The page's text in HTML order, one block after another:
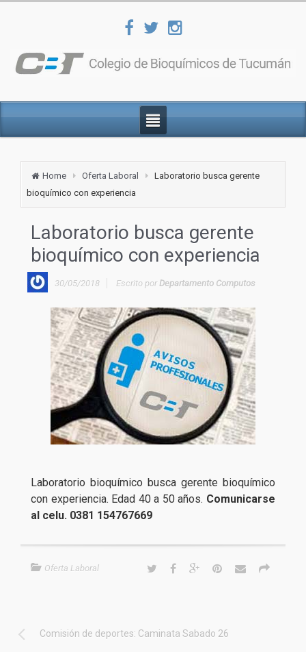
Home Oferta Laboral
Laboratorio busca gerente
bioquímico con experiencia
Laboratorio busca gerente
bioquímico con experiencia
30/05/2018 Escrito por Departamento Computos
Laboratorio bioquímico busca gerente bioquímico
con experiencia. Edad 40 a 50 años. Comunicarse
al celu. 0381 154767669
Oferta Laboral
Comisión de deportes: Caminata Sabado 26